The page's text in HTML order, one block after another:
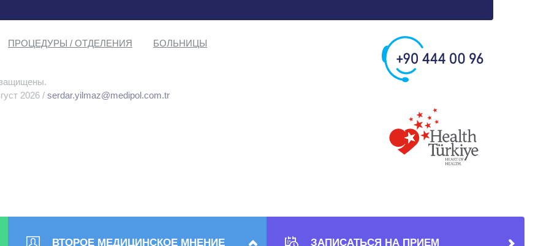
ПРОЦЕДУРЫ / ОТДЕЛЕНИЯ
БОЛЬНИЦЫ
2026 / serdar.yilmaz@medipol.com.tr
ВТОРОЕ МЕДИЦИНСКОЕ МНЕНИЕ ЗАПИСАТЬСЯ НА ПРИЕМ